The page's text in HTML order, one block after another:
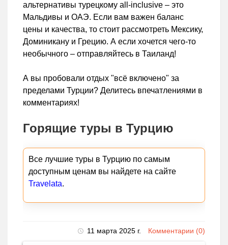
альтернативы турецкому all-inclusive – это
Мальдивы и ОАЭ. Если вам важен баланс
цены и качества, то стоит рассмотреть Мексику,
Доминикану и Грецию. А если хочется чего-то
необычного – отправляйтесь в Таиланд!
А вы пробовали отдых "всё включено" за
пределами Турции? Делитесь впечатлениями в
комментариях!
Горящие туры в Турцию
Все лучшие туры в Турцию по самым
доступным ценам вы найдете на сайте
Travelata.
11 марта 2025 г. Комментарии (0)